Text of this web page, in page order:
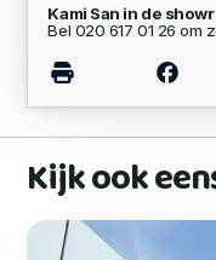
Kami San in de
Bel 020 617 01 26 om
Kijk ook